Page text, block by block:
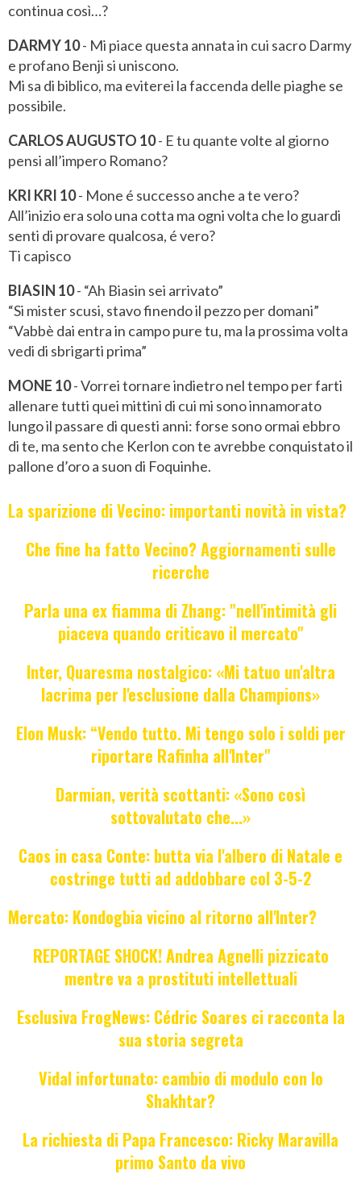
continua così…?
DARMY 10- Mi piace questa annata in cui sacro Darmy
e profano Benji si uniscono.
Mi sa di biblico, ma eviterei la faccenda delle piaghe se
possibile.
CARLOS AUGUSTO 10- E tu quante volte al giorno
pensi all’impero Romano?
KRI KRI 10- Mone é successo anche a te vero?
All’inizio era solo una cotta ma ogni volta che lo guardi
senti di provare qualcosa, é vero?
Ti capisco
BIASIN 10- “Ah Biasin sei arrivato”
“Si mister scusi, stavo finendo il pezzo per domani”
“Vabbè dai entra in campo pure tu, ma la prossima volta
vedi di sbrigarti prima”
MONE 10- Vorrei tornare indietro nel tempo per farti
allenare tutti quei mittini di cui mi sono innamorato
lungo il passare di questi anni: forse sono ormai ebbro
di te, ma sento che Kerlon con te avrebbe conquistato il
pallone d’oro a suon di Foquinhe.
La sparizione di Vecino: importanti novità in vista?
Che fine ha fatto Vecino? Aggiornamenti sulle
ricerche
Parla una ex fiamma di Zhang: "nell'intimità gli
piaceva quando criticavo il mercato"
Inter, Quaresma nostalgico: «Mi tatuo un'altra
lacrima per l'esclusione dalla Champions»
Elon Musk: “Vendo tutto. Mi tengo solo i soldi per
riportare Rafinha all'Inter"
Darmian, verità scottanti: «Sono così
sottovalutato che...»
Caos in casa Conte: butta via l'albero di Natale e
costringe tutti ad addobbare col 3-5-2
Mercato: Kondogbia vicino al ritorno all'Inter?
REPORTAGE SHOCK! Andrea Agnelli pizzicato
mentre va a prostituti intellettuali
Esclusiva FrogNews: Cédric Soares ci racconta la
sua storia segreta
Vidal infortunato: cambio di modulo con lo
Shakhtar?
La richiesta di Papa Francesco: Ricky Maravilla
primo Santo da vivo